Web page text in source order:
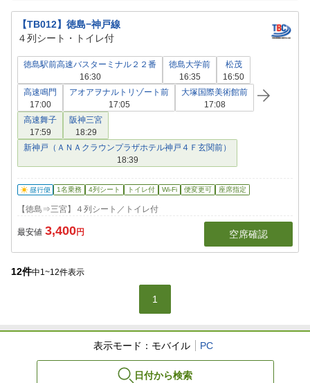
【TB012】徳島−神戸線
４列シート・トイレ付
徳島駅前高速バスターミナル２２番
16:30
徳島大学前
16:35
松茂
16:50
高速鳴門
17:00
アオアヲナルトリゾート前
17:05
大塚国際美術館前
17:08
高速舞子
17:59
阪神三宮
18:29
新神戸（ＡＮＡクラウンプラザホテル神戸４Ｆ玄関前）
18:39
1名乗務 4列シート トイレ付 Wi-Fi 便変更可 座席指定
【徳島⇒三宮】４列シート／トイレ付
最安値 3,400円 空席確認
12件中1~12件表示
1
日付から検索
表示モード： モバイル
PC
会社情報